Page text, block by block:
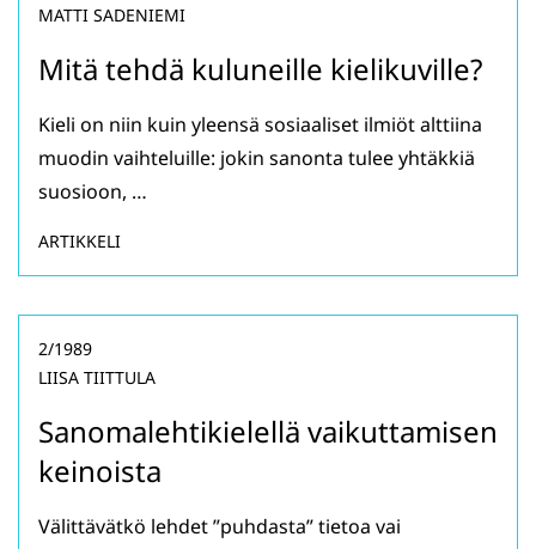
Mitä tehdä kuluneille kielikuville?
MATTI SADENIEMI
Kieli on niin kuin yleensä sosiaaliset ilmiöt alttiina
muodin vaihteluille: jokin sanonta tulee yhtäkkiä
suosioon, …
ARTIKKELI
Sanomalehtikielellä vaikuttamisen
keinoista
2/1989
LIISA TIITTULA
Välittävätkö lehdet ”puhdasta” tietoa vai